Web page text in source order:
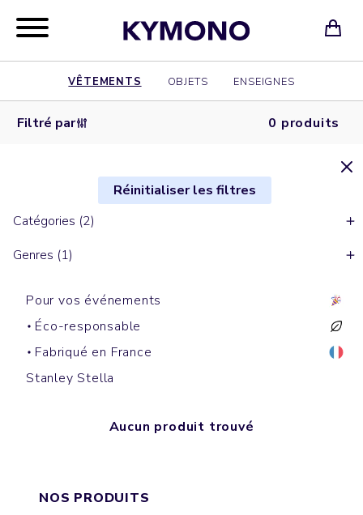
VÊTEMENTS OBJETS ENSEIGNES
Filtré par 0 produits
Réinitialiser les filtres
Catégories (2)
Genres (1)
Pour vos événements
Éco-responsable
Fabriqué en France
Stanley Stella
Aucun produit trouvé
NOS PRODUITS